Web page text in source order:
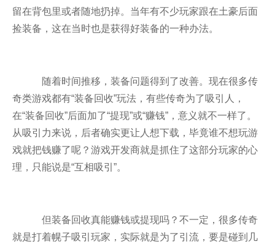
留在背包里或者随地扔掉。当年有不少玩家跟在土豪后面
捡装备，这在当时也是获得好装备的一种办法。
随着时间推移，装备问题得到了改善。现在很多传
奇类游戏都有“装备回收”玩法，有些传奇为了吸引人，
在“装备回收”后面加了“提现”或“赚钱”，意义就不一样了。
从吸引力来说，后者确实更让人想下载，毕竟谁不想玩游
戏就把钱赚了呢？游戏开发商就是抓住了这部分玩家的心
理，只能说是“互相吸引”。
但装备回收真能赚钱或提现吗？不一定，很多传奇
就是打着幌子吸引玩家，实际就是为了引流，要是碰到几